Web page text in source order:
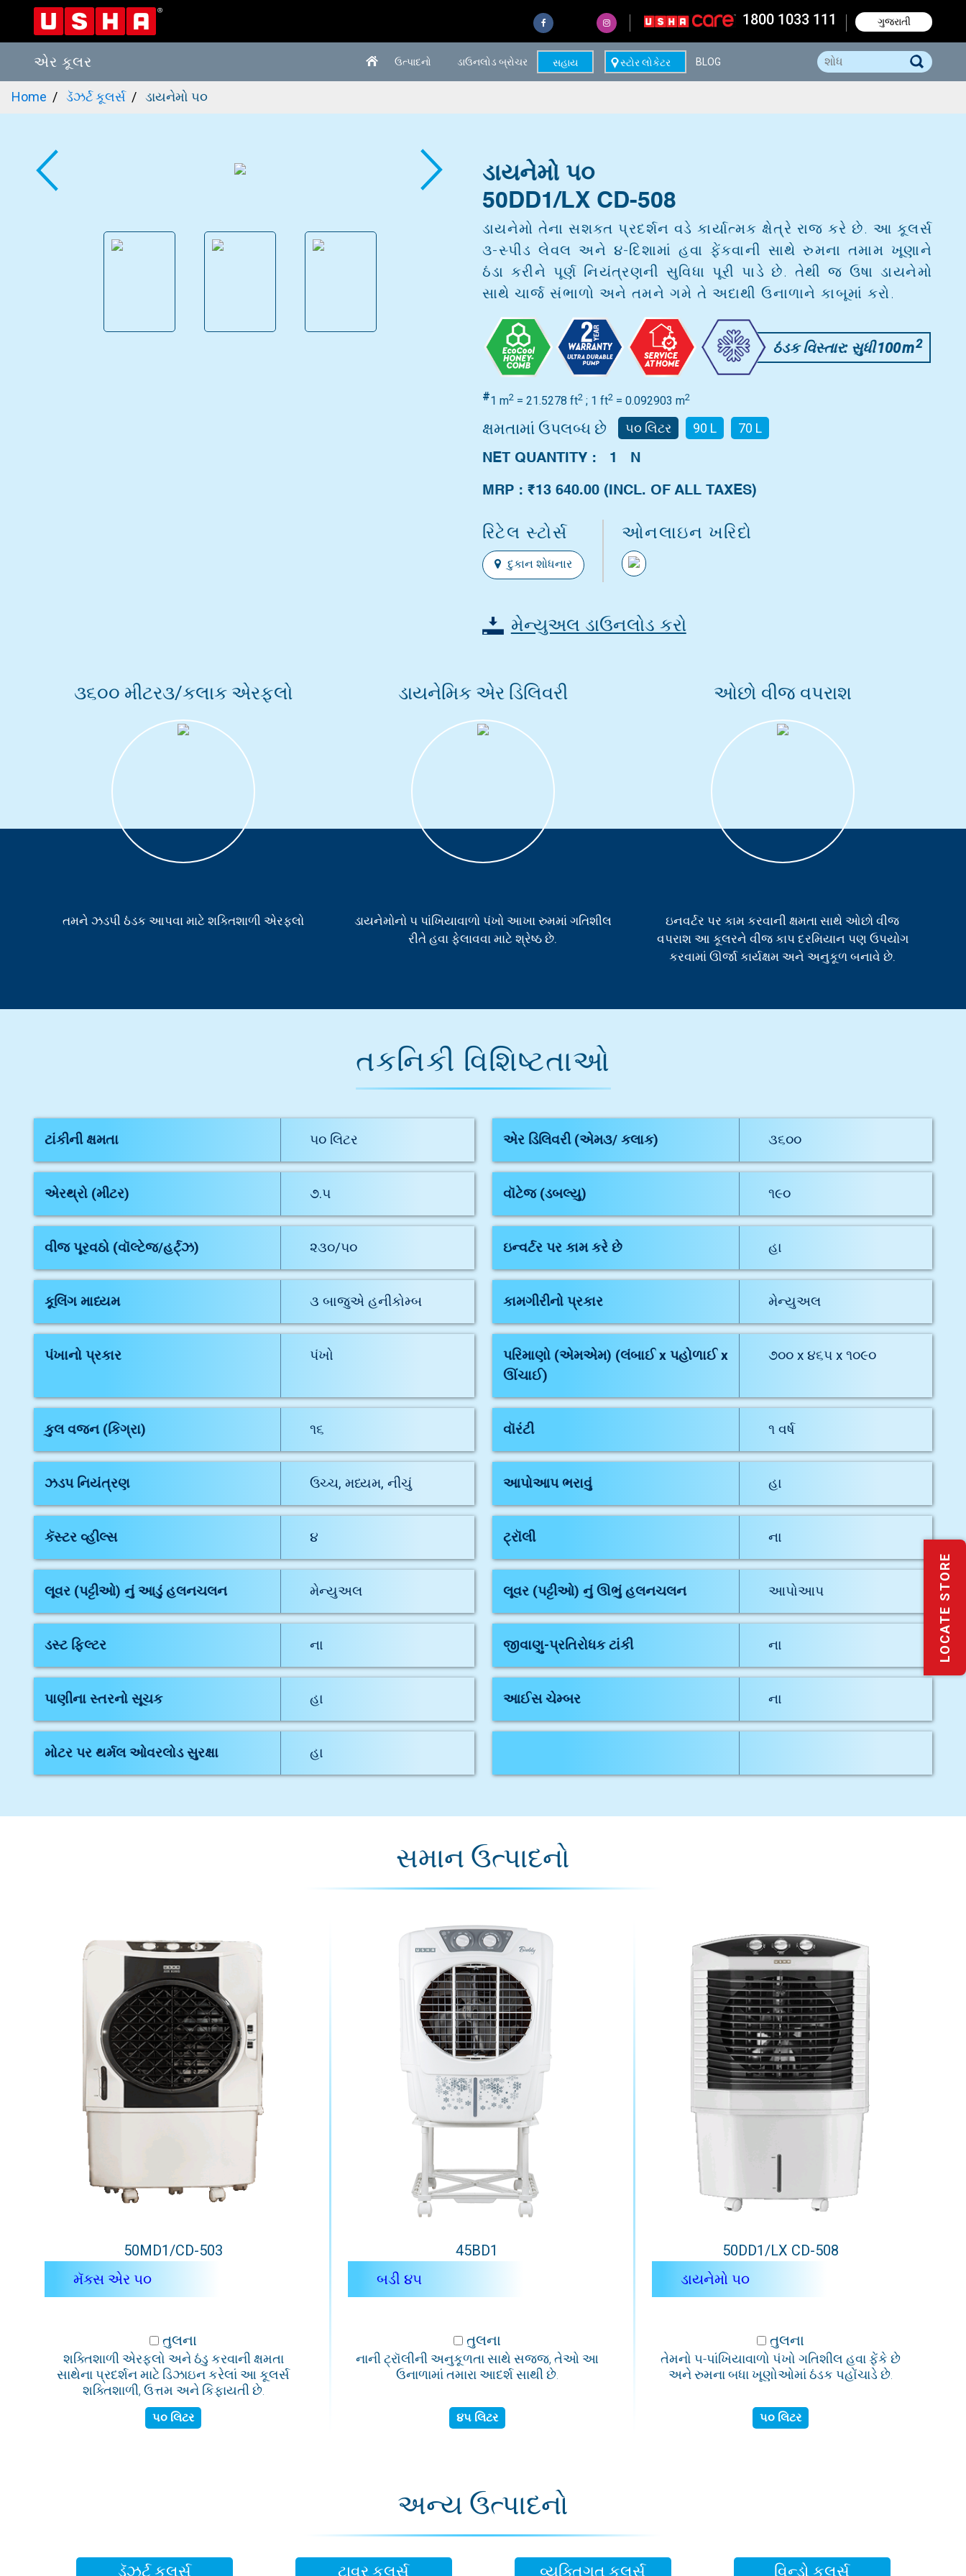
Skip
1800 1033 111 ગુજરાતી
એર કૂલર ઉત્પાદનો ડાઉનલોડ બ્રોચર સહાય સ્ટોર લોકેટર BLOG
Home ડૅઝર્ટ કૂલર્સ ડાયનેમો ૫૦
ડાયનેમો ૫૦
50DD1/LX CD-508
ડાયનેમો તેના સશક્ત પ્રદર્શન વડે કાર્યાત્મક ક્ષેત્રે રાજ કરે છે. આ કૂલર્સ
૩-સ્પીડ લેવલ અને ૪-દિશામાં હવા ફેંકવાની સાથે રુમના તમામ ખૂણાને
ઠંડા કરીને પૂર્ણ નિયંત્રણની સુવિધા પૂરી પાડે છે. તેથી જ ઉષા ડાયનેમો
સાથે ચાર્જ સંભાળો અને તમને ગમે તે અદાથી ઉનાળાને કાબૂમાં કરો.
ઠંડક વિસ્તાર: સુધી100m2
#1 m2= 21.5278 ft2; 1 ft2= 0.092903 m2
ક્ષમતામાં ઉપલબ્ધ છે ૫૦ લિટર 90 L 70 L
NET QUANTITY : 1 N
MRP : ₹13 640.00(INCL. OF ALL TAXES)
રિટેલ સ્ટોર્સ
દુકાન શોધનાર
ઓનલાઇન ખરિદો
મેન્યુઅલ ડાઉનલોડ કરો
૩૬૦૦ મીટર૩/કલાક એરફ્લો
તમને ઝડપી ઠંડક આપવા માટે શક્તિશાળી એરફ્લો
ડાયનેમિક એર ડિલિવરી
ડાયનેમોનો ૫ પાંખિયાવાળો પંખો આખા રુમમાં ગતિશીલ
રીતે હવા ફેલાવવા માટે શ્રેષ્ઠ છે.
ઓછો વીજ વપરાશ
ઇનવર્ટર પર કામ કરવાની ક્ષમતા સાથે ઓછો વીજ
વપરાશ આ કૂલરને વીજ કાપ દરમિયાન પણ ઉપયોગ
કરવામાં ઊર્જા કાર્યક્ષમ અને અનુકૂળ બનાવે છે.
તકનિકી વિશિષ્ટતાઓ
ટાંકીની ક્ષમતા ૫૦ લિટર એર ડિલિવરી (એમ૩/ કલાક) ૩૬૦૦
એરથ્રો (મીટર) ૭.૫ વૉટેજ (ડબલ્યુ) ૧૯૦
વીજ પૂરવઠો (વૉલ્ટેજ/હર્ટ્ઝ) ૨૩૦/૫૦ ઇન્વર્ટર પર કામ કરે છે હા
કૂલિંગ માધ્યમ ૩ બાજુએ હનીકોમ્બ કામગીરીનો પ્રકાર મેન્યુઅલ
પંખાનો પ્રકાર પંખો
પરિમાણો (એમએમ) (લંબાઈ x પહોળાઈ x
ઊંચાઈ)
૭૦૦ x ૪૬૫ x ૧૦૯૦
કુલ વજન (કિગ્રા) ૧૬ વૉરંટી ૧ વર્ષ
ઝડપ નિયંત્રણ ઉચ્ચ, મધ્યમ, નીચું આપોઆપ ભરાવું હા
કૅસ્ટર વ્હીલ્સ ૪ ટ્રૉલી ના
લૂવર (પટ્ટીઓ) નું આડું હલનચલન મેન્યુઅલ લૂવર (પટ્ટીઓ) નું ઊભું હલનચલન આપોઆપ
ડસ્ટ ફિલ્ટર ના જીવાણુ-પ્રતિરોધક ટાંકી ના
પાણીના સ્તરનો સૂચક હા આઈસ ચેમ્બર ના
મોટર પર થર્મલ ઓવરલોડ સુરક્ષા હા
સમાન ઉત્પાદનો
50MD1/CD-503
મૅક્સ એર ૫૦
તુલના
શક્તિશાળી એરફ્લો અને ઠંડુ કરવાની ક્ષમતા
સાથેના પ્રદર્શન માટે ડિઝાઇન કરેલાં આ કૂલર્સ
શક્તિશાળી, ઉત્તમ અને કિફાયતી છે.
૫૦ લિટર
45BD1
બડી ૪૫
તુલના
નાની ટ્રૉલીની અનુકૂળતા સાથે સજ્જ, તેઓ આ
ઉનાળામાં તમારા આદર્શ સાથી છે.
૪૫ લિટર
50DD1/LX CD-508
ડાયનેમો ૫૦
તુલના
તેમનો ૫-પાંખિયાવાળો પંખો ગતિશીલ હવા ફેંકે છે
અને રુમના બધા ખૂણોઓમાં ઠંડક પહોંચાડે છે.
૫૦ લિટર
અન્ય ઉત્પાદનો
ડૅઝર્ટ કૂલર્સ ટાવર કૂલર્સ વ્યક્તિગત કૂલર્સ વિન્ડો કૂલર્સ
LOCATE STORE